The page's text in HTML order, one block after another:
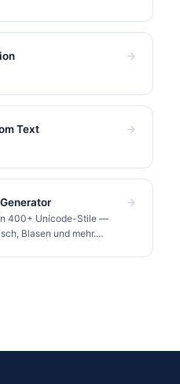
Text
400+ Unicode-Stile —
Blasen und mehr.